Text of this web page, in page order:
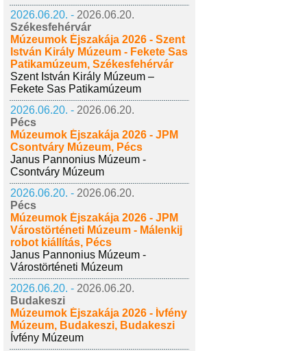
2026.06.20. - 2026.06.20.
Székesfehérvár
Múzeumok Éjszakája 2026 - Szent
István Király Múzeum - Fekete Sas
Patikamúzeum, Székesfehérvár
Szent István Király Múzeum –
Fekete Sas Patikamúzeum
2026.06.20. - 2026.06.20.
Pécs
Múzeumok Éjszakája 2026 - JPM
Csontváry Múzeum, Pécs
Janus Pannonius Múzeum -
Csontváry Múzeum
2026.06.20. - 2026.06.20.
Pécs
Múzeumok Éjszakája 2026 - JPM
Várostörténeti Múzeum - Málenkij
robot kiállítás, Pécs
Janus Pannonius Múzeum -
Várostörténeti Múzeum
2026.06.20. - 2026.06.20.
Budakeszi
Múzeumok Éjszakája 2026 - Ívfény
Múzeum, Budakeszi, Budakeszi
Ívfény Múzeum